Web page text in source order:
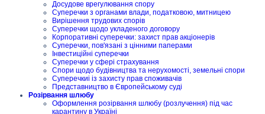
Досудове врегулювання спору
Суперечки з органами влади, податковою, митницею
Вирішення трудових спорів
Суперечки щодо укладеного договору
Корпоративні суперечки: захист прав акціонерів
Суперечки, пов'язані з цінними паперами
Інвестиційні суперечки
Суперечки у сфері страхування
Спори щодо будівництва та нерухомості, земельні спори
Суперечкиі із захисту прав споживачів
Представництво в Європейському суді
Розірвання шлюбу
Оформлення розірвання шлюбу (розлучення) під час
карантину в Україні